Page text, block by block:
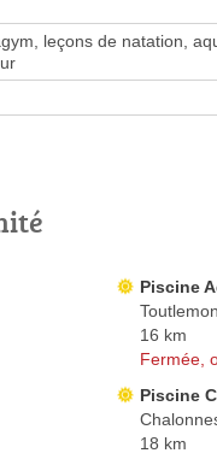
leçons de natation,
Piscine
16 km
Fermée,
Piscine
18 km